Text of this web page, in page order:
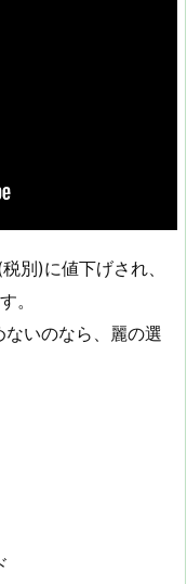
別)に値下げされ、
。
いのなら、麗の選